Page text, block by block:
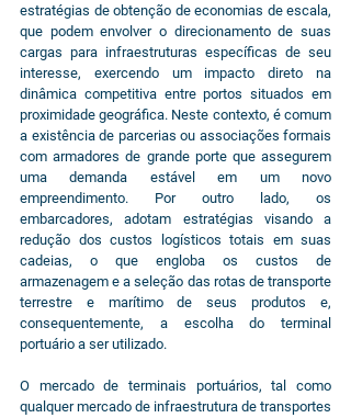
estratégias de obtenção de economias de escala,
que podem envolver o direcionamento de suas
cargas para infraestruturas específicas de seu
interesse, exercendo um impacto direto na
dinâmica competitiva entre portos situados em
proximidade geográfica. Neste contexto, é comum
a existência de parcerias ou associações formais
com armadores de grande porte que assegurem
uma demanda estável em um novo
empreendimento. Por outro lado, os
embarcadores, adotam estratégias visando a
redução dos custos logísticos totais em suas
cadeias, o que engloba os custos de
armazenagem e a seleção das rotas de transporte
terrestre e marítimo de seus produtos e,
consequentemente, a escolha do terminal
portuário a ser utilizado.
O mercado de terminais portuários, tal como
qualquer mercado de infraestrutura de transportes